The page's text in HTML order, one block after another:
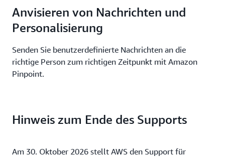
Anvisieren von Nachrichten und
Personalisierung
Senden Sie benutzerdefinierte Nachrichten an die
richtige Person zum richtigen Zeitpunkt mit Amazon
Pinpoint.
Hinweis zum Ende des Supports
Am 30. Oktober 2026 stellt AWS den Support für